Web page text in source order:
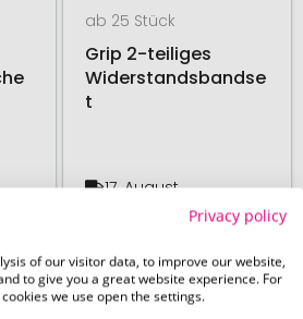
ab 25 Stück
Grip 2-teiliges
Widerstandsbandse
t
17. August
# 550.205641
Privacy policy
of our visitor data, to improve our website,
to give you a great website experience. For
we use open the settings.